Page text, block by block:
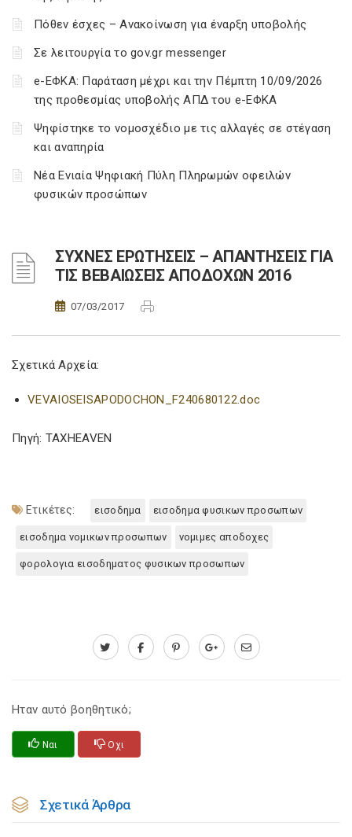
Πόθεν έσχες – Ανακοίνωση για έναρξη υποβολής
Σε λειτουργία το gov.gr messenger
e-ΕΦΚΑ: Παράταση μέχρι και την Πέμπτη 10/09/2026
της προθεσμίας υποβολής ΑΠΔ του e-ΕΦΚΑ
Ψηφίστηκε το νομοσχέδιο με τις αλλαγές σε στέγαση
και αναπηρία
Νέα Ενιαία Ψηφιακή Πύλη Πληρωμών οφειλών
φυσικών προσώπων
ΣΥΧΝΕΣ ΕΡΩΤΗΣΕΙΣ – ΑΠΑΝΤΗΣΕΙΣ ΓΙΑ
ΤΙΣ ΒΕΒΑΙΩΣΕΙΣ ΑΠΟΔΟΧΩΝ 2016
07/03/2017
Σχετικά Αρχεία:
VEVAIOSEISAPODOCHON_F240680122.doc
Πηγή: TAXHEAVEN
Ετικέτες: εισοδημα εισοδημα φυσικων προσωπων
εισοδημα νομικων προσωπων νομιμες αποδοχες
φορολογια εισοδηματος φυσικων προσωπων
Ηταν αυτό βοηθητικό;
Ναι Οχι
Σχετικά Άρθρα